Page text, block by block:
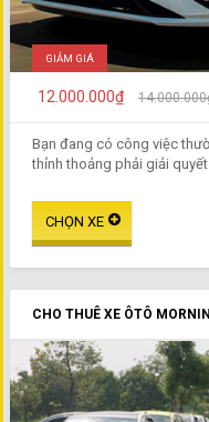
GIẢM GIÁ
12.000.000₫
Bạn đang có công việc
thỉnh thoảng phải giải quyết
CHO THUÊ XE ÔTÔ